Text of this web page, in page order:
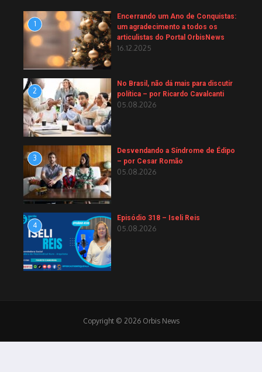
1
Encerrando um Ano de Conquistas:
um agradecimento a todos os
articulistas do Portal OrbisNews
16.12.2025
2
No Brasil, não dá mais para discutir
política – por Ricardo Cavalcanti
05.08.2026
3
Desvendando a Síndrome de Édipo
– por Cesar Romão
05.08.2026
4
Episódio 318 – Iseli Reis
05.08.2026
Copyright © 2026 Orbis News